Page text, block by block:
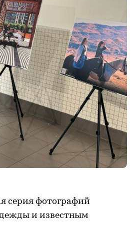
серия фотографий
и известным